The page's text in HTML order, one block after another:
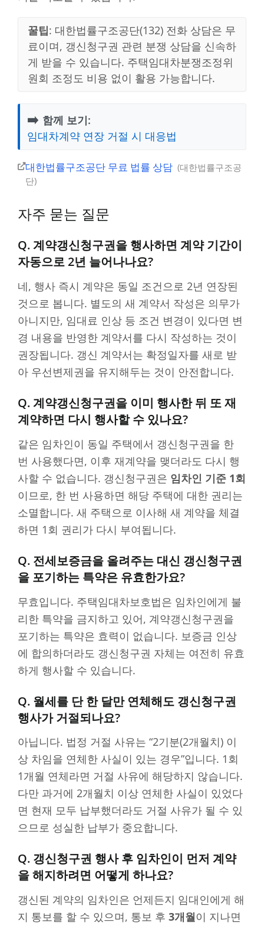
꿀팁: 대한법률구조공단(132) 전화 상담은 무
료이며, 갱신청구권 관련 분쟁 상담을 신속하
게 받을 수 있습니다. 주택임대차분쟁조정위
원회 조정도 비용 없이 활용 가능합니다.
➡️ 함께 보기:
임대차계약 연장 거절 시 대응법
대한법률구조공단 무료 법률 상담 대한법률구조공
단
자주 묻는 질문
Q. 계약갱신청구권을 행사하면 계약 기간이
자동으로 2년 늘어나나요?
네, 행사 즉시 계약은 동일 조건으로 2년 연장된
것으로 봅니다. 별도의 새 계약서 작성은 의무가
아니지만, 임대료 인상 등 조건 변경이 있다면 변
경 내용을 반영한 계약서를 다시 작성하는 것이
권장됩니다. 갱신 계약서는 확정일자를 새로 받
아 우선변제권을 유지해두는 것이 안전합니다.
Q. 계약갱신청구권을 이미 행사한 뒤 또 재
계약하면 다시 행사할 수 있나요?
같은 임차인이 동일 주택에서 갱신청구권을 한
번 사용했다면, 이후 재계약을 맺더라도 다시 행
사할 수 없습니다. 갱신청구권은 임차인 기준 1회
이므로, 한 번 사용하면 해당 주택에 대한 권리는
소멸합니다. 새 주택으로 이사해 새 계약을 체결
하면 1회 권리가 다시 부여됩니다.
Q. 전세보증금을 올려주는 대신 갱신청구권
을 포기하는 특약은 유효한가요?
무효입니다. 주택임대차보호법은 임차인에게 불
리한 특약을 금지하고 있어, 계약갱신청구권을
포기하는 특약은 효력이 없습니다. 보증금 인상
에 합의하더라도 갱신청구권 자체는 여전히 유효
하게 행사할 수 있습니다.
Q. 월세를 단 한 달만 연체해도 갱신청구권
행사가 거절되나요?
아닙니다. 법정 거절 사유는 “2기분(2개월치) 이
상 차임을 연체한 사실이 있는 경우”입니다. 1회
1개월 연체라면 거절 사유에 해당하지 않습니다.
다만 과거에 2개월치 이상 연체한 사실이 있었다
면 현재 모두 납부했더라도 거절 사유가 될 수 있
으므로 성실한 납부가 중요합니다.
Q. 갱신청구권 행사 후 임차인이 먼저 계약
을 해지하려면 어떻게 하나요?
갱신된 계약의 임차인은 언제든지 임대인에게 해
지 통보를 할 수 있으며, 통보 후 3개월이 지나면